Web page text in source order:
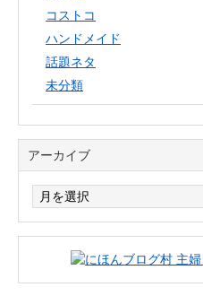
コストコ
ハンドメイド
話題ネタ
未分類
アーカイブ
イ